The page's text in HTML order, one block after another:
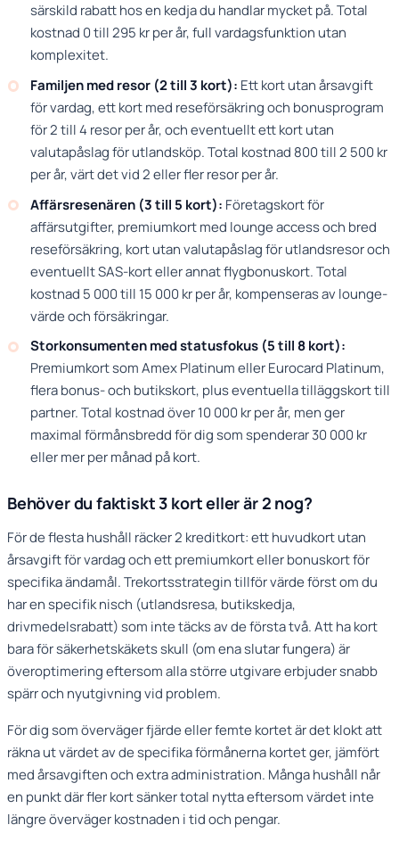
särskild rabatt hos en kedja du handlar mycket på. Total
kostnad 0 till 295 kr per år, full vardagsfunktion utan
komplexitet.
Familjen med resor (2 till 3 kort): Ett kort utan årsavgift
för vardag, ett kort med reseförsäkring och bonusprogram
för 2 till 4 resor per år, och eventuellt ett kort utan
valutapåslag för utlandsköp. Total kostnad 800 till 2 500 kr
per år, värt det vid 2 eller fler resor per år.
Affärsresenären (3 till 5 kort): Företagskort för
affärsutgifter, premiumkort med lounge access och bred
reseförsäkring, kort utan valutapåslag för utlandsresor och
eventuellt SAS-kort eller annat flygbonuskort. Total
kostnad 5 000 till 15 000 kr per år, kompenseras av lounge-
värde och försäkringar.
Storkonsumenten med statusfokus (5 till 8 kort):
Premiumkort som Amex Platinum eller Eurocard Platinum,
flera bonus- och butikskort, plus eventuella tilläggskort till
partner. Total kostnad över 10 000 kr per år, men ger
maximal förmånsbredd för dig som spenderar 30 000 kr
eller mer per månad på kort.
Behöver du faktiskt 3 kort eller är 2 nog?
För de flesta hushåll räcker 2 kreditkort: ett huvudkort utan
årsavgift för vardag och ett premiumkort eller bonuskort för
specifika ändamål. Trekortsstrategin tillför värde först om du
har en specifik nisch (utlandsresa, butikskedja,
drivmedelsrabatt) som inte täcks av de första två. Att ha kort
bara för säkerhetskäkets skull (om ena slutar fungera) är
överoptimering eftersom alla större utgivare erbjuder snabb
spärr och nyutgivning vid problem.
För dig som överväger fjärde eller femte kortet är det klokt att
räkna ut värdet av de specifika förmånerna kortet ger, jämfört
med årsavgiften och extra administration. Många hushåll når
en punkt där fler kort sänker total nytta eftersom värdet inte
längre överväger kostnaden i tid och pengar.